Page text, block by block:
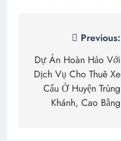
hướng
bài
viết
Previous:
Dự Án Hoàn Hảo Với
Dịch Vụ Cho Thuê Xe
Cẩu Ở Huyện Trùng
Khánh, Cao Bằng